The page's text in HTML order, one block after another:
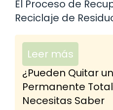
El Proceso de
Reciclaje de
Leer más
¿Pueden Quitar
Permanente
Necesitas Saber